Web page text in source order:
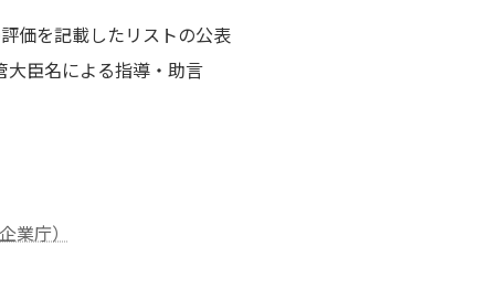
価を記載したリストの公表
大臣名による指導・助言
業庁）